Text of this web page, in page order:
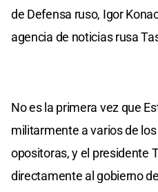
de Defensa ruso, Igor
agencia de noticias rusa
No es la primera vez que
militarmente a varios de
opositoras, y el presidente
directamente al gobierno